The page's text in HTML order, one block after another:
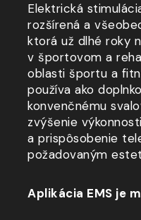
Elektrická
rozšírenáa
ktorá už dlhé roky
v športovom a
oblasti športu a
používa ako
konvenčnému
zvýšenie
a prispôsobenie
požadovaným
Aplikácia EMS je